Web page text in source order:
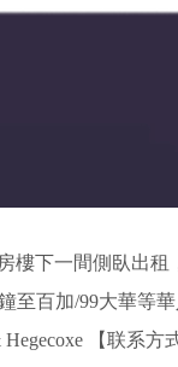
樓下一間側臥出租
至百加/99大華
Hegecoxe 【联系